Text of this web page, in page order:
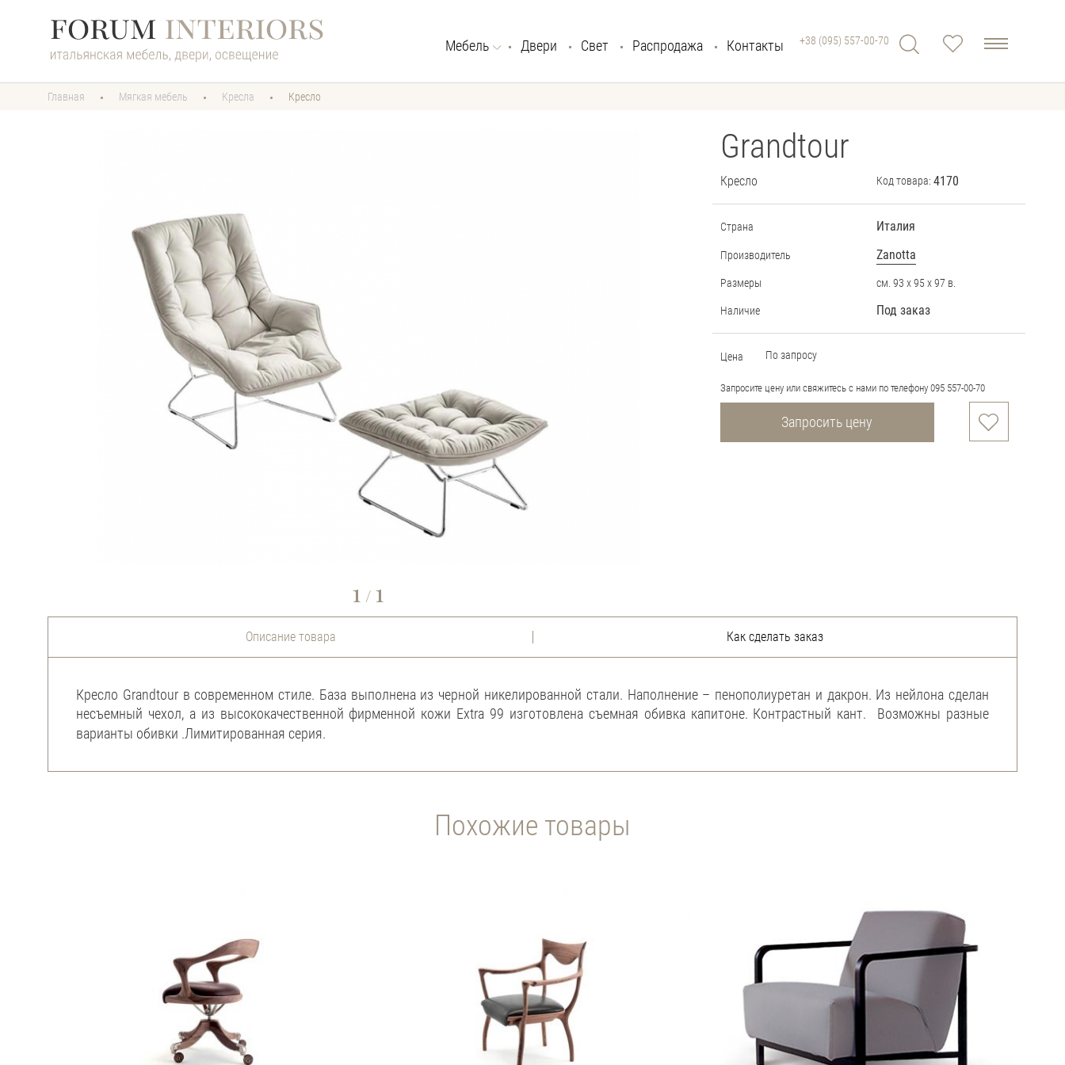
Мебель Двери Свет Распродажа Контакты +38 (095) 557-00-70
Главная Мягкая мебель Кресла Кресло
1 / 1
Grandtour
Кресло Код товара:4170
Страна Италия
Производитель Zanotta
Размеры см. 93 х 95 х 97 в.
Наличие Под заказ
Цена По запросу
Запросите цену или свяжитесь с нами по телефону 095 557-00-70
Запросить цену
Описание товара Как сделать заказ
Кресло Grandtour в современном стиле. База выполнена из черной никелированной стали. Наполнение – пенополиуретан и дакрон. Из нейлона сделан
несъемный чехол, а из высококачественной фирменной кожи Extra 99 изготовлена съемная обивка капитоне. Контрастный кант. Возможны разные
варианты обивки .Лимитированная серия.
Похожие товары